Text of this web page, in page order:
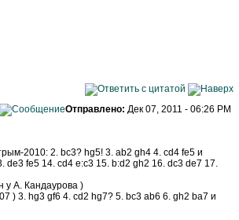
Отправлено: Дек 07, 2011 - 06:26 PM
2010: 2. bc3? hg5! 3. ab2 gh4 4. cd4 fe5 и
de3 fe5 14. cd4 e:c3 15. b:d2 gh2 16. dc3 de7 17.
у А. Кандаурова )
) 3. hg3 gf6 4. cd2 hg7? 5. bc3 ab6 6. gh2 ba7 и